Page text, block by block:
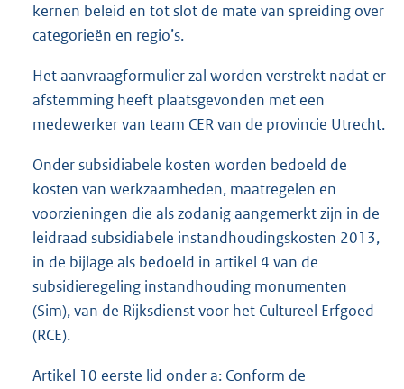
kernen beleid en tot slot de mate van spreiding over
categorieën en regio’s.
Het aanvraagformulier zal worden verstrekt nadat er
afstemming heeft plaatsgevonden met een
medewerker van team CER van de provincie Utrecht.
Onder subsidiabele kosten worden bedoeld de
kosten van werkzaamheden, maatregelen en
voorzieningen die als zodanig aangemerkt zijn in de
leidraad subsidiabele instandhoudingskosten 2013,
in de bijlage als bedoeld in artikel 4 van de
subsidieregeling instandhouding monumenten
(Sim), van de Rijksdienst voor het Cultureel Erfgoed
(RCE).
Artikel 10 eerste lid onder a: Conform de